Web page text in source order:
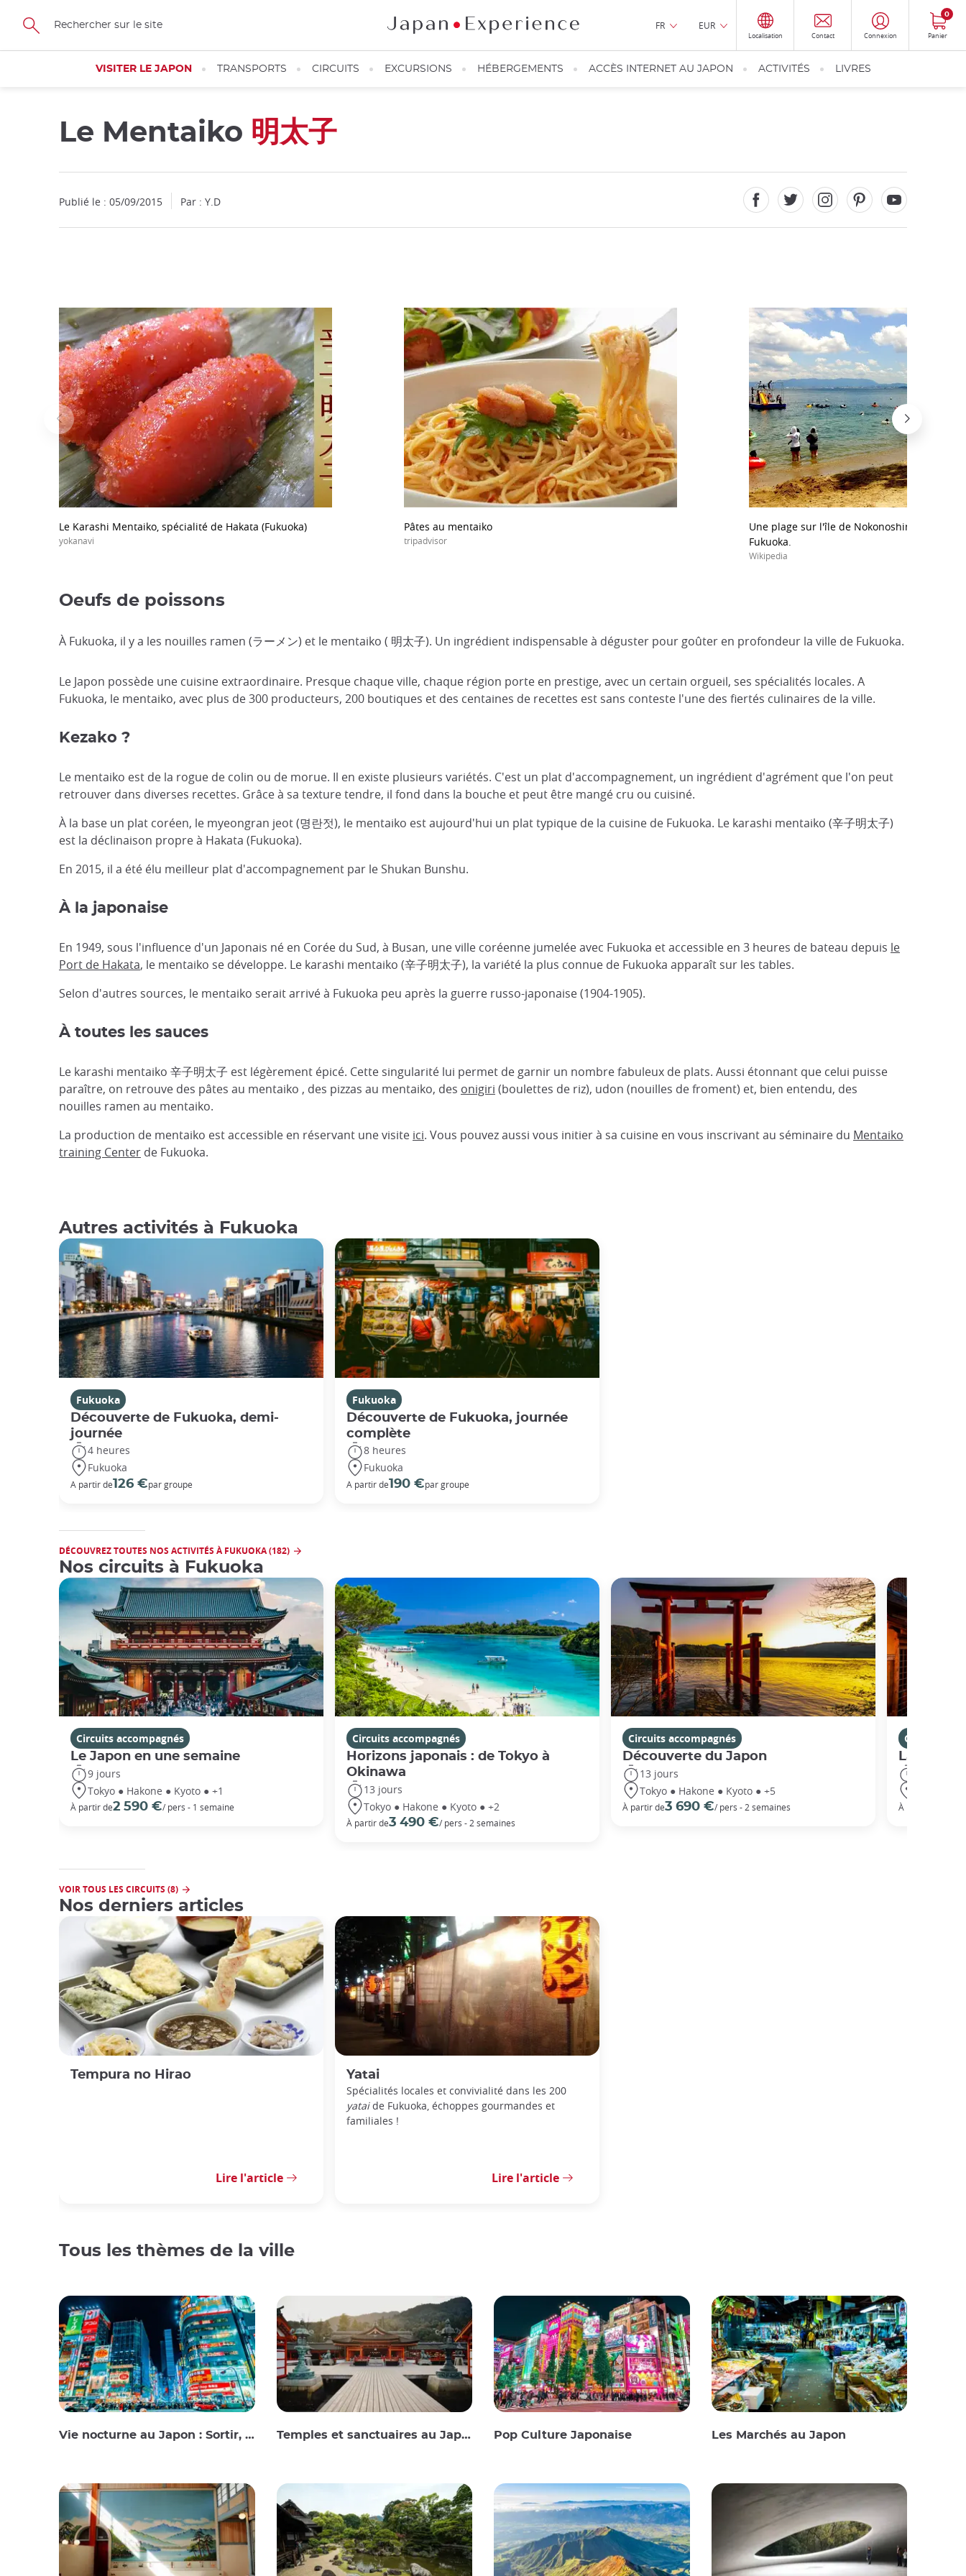
Skip
main
FR EUR
Localisation Contact Connexion Panier
0
VISITER LE JAPON TRANSPORTS CIRCUITS EXCURSIONS HÉBERGEMENTS ACCÈS INTERNET AU JAPON ACTIVITÉS LIVRES
Le Mentaiko 明太子
Publié le : 05/09/2015 Par : Y.D
Le Karashi Mentaiko, spécialité de Hakata (Fukuoka)
yokanavi
Pâtes au mentaiko
tripadvisor
Une plage sur l'île de Nokonoshima, avec
Fukuoka.
Wikipedia
Oeufs de poissons
À Fukuoka, il y a les nouilles ramen (ラーメン) et le mentaiko ( 明太子). Un ingrédient indispensable à déguster pour goûter en profondeur la ville de Fukuoka.
Le Japon possède une cuisine extraordinaire. Presque chaque ville, chaque région porte en prestige, avec un certain orgueil, ses spécialités locales. A
Fukuoka, le mentaiko, avec plus de 300 producteurs, 200 boutiques et des centaines de recettes est sans conteste l'une des fiertés culinaires de la ville.
Kezako ?
Le mentaiko est de la rogue de colin ou de morue. Il en existe plusieurs variétés. C'est un plat d'accompagnement, un ingrédient d'agrément que l'on peut
retrouver dans diverses recettes. Grâce à sa texture tendre, il fond dans la bouche et peut être mangé cru ou cuisiné.
À la base un plat coréen, le myeongran jeot (명란젓), le mentaiko est aujourd'hui un plat typique de la cuisine de Fukuoka. Le karashi mentaiko (辛子明太子)
est la déclinaison propre à Hakata (Fukuoka).
En 2015, il a été élu meilleur plat d'accompagnement par le Shukan Bunshu.
À la japonaise
En 1949, sous l'influence d'un Japonais né en Corée du Sud, à Busan, une ville coréenne jumelée avec Fukuoka et accessible en 3 heures de bateau depuis le
Port de Hakata, le mentaiko se développe. Le karashi mentaiko (辛子明太子), la variété la plus connue de Fukuoka apparaît sur les tables.
Selon d'autres sources, le mentaiko serait arrivé à Fukuoka peu après la guerre russo-japonaise (1904-1905).
À toutes les sauces
Le karashi mentaiko 辛子明太子 est légèrement épicé. Cette singularité lui permet de garnir un nombre fabuleux de plats. Aussi étonnant que celui puisse
paraître, on retrouve des pâtes au mentaiko , des pizzas au mentaiko, des onigiri (boulettes de riz), udon (nouilles de froment) et, bien entendu, des
nouilles ramen au mentaiko.
La production de mentaiko est accessible en réservant une visite ici. Vous pouvez aussi vous initier à sa cuisine en vous inscrivant au séminaire du Mentaiko
training Center de Fukuoka.
Autres activités à Fukuoka
Fukuoka
Découverte de Fukuoka, demi-
journée
4 heures
Fukuoka
A partir de126 €par groupe
Fukuoka
Découverte de Fukuoka, journée
complète
8 heures
Fukuoka
A partir de190 €par groupe
DÉCOUVREZ TOUTES NOS ACTIVITÉS À FUKUOKA (182)
Nos circuits à Fukuoka
Circuits accompagnés
Le Japon en une semaine
9 jours
Tokyo ● Hakone ● Kyoto ● +1
À partir de2 590 €/ pers - 1 semaine
Circuits accompagnés
Horizons japonais : de Tokyo à
Okinawa
13 jours
Tokyo ● Hakone ● Kyoto ● +2
À partir de3 490 €/ pers - 2 semaines
Circuits accompagnés
Découverte du Japon
13 jours
Tokyo ● Hakone ● Kyoto ● +5
À partir de3 690 €/ pers - 2 semaines
Circuits
La Route
À partir de
VOIR TOUS LES CIRCUITS (8)
Nos derniers articles
Tempura no Hirao
Lire l'article
Yatai
Spécialités locales et convivialité dans les 200
yataide Fukuoka, échoppes gourmandes et
familiales !
Lire l'article
Tous les thèmes de la ville
Vie nocturne au Japon : Sortir, voir et boire Temples et sanctuaires au Japon Pop Culture Japonaise Les Marchés au Japon